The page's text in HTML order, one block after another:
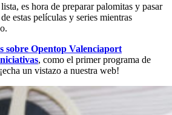
es hora de preparar palomitas y pasar
estas películas y series mientras
sobre Opentop Valenciaport
, como el primer programa de
un vistazo a nuestra web!